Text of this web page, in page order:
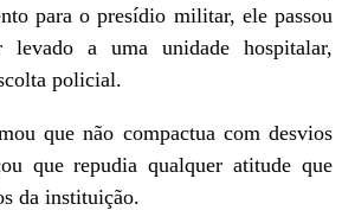
para o presídio militar, ele passou
a uma unidade hospitalar,
policial.
que não compactua com desvios
que repudia qualquer atitude que
da instituição.